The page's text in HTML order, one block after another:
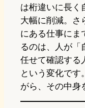
は桁違いに長く
大幅に削減。さ
にある仕事にま
るのは、人が「
任せて確認する
という変化です
がら、その中身